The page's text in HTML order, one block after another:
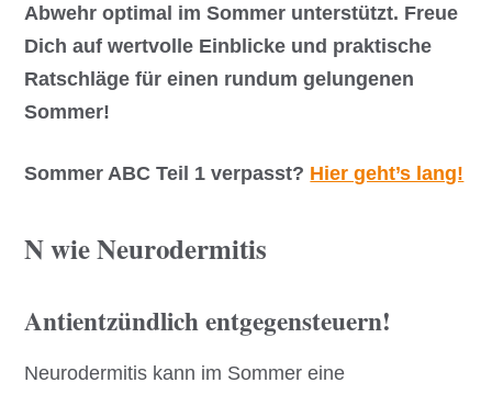
Abwehr optimal im Sommer unterstützt. Freue
Dich auf wertvolle Einblicke und praktische
Ratschläge für einen rundum gelungenen
Sommer!
Sommer ABC Teil 1 verpasst? Hier geht’s lang!
N wie Neurodermitis
Antientzündlich entgegensteuern!
Neurodermitis kann im Sommer eine